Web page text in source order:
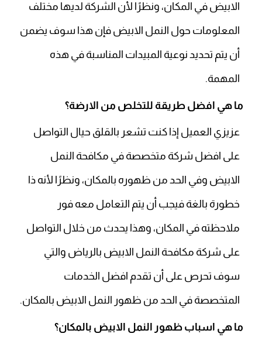
الابيض في المكان، ونظرًا لأن الشركة لديها مختلف
المعلومات حول النمل الابيض فإن هذا سوف يضمن
أن يتم تحديد نوعية المبيدات المناسبة في هذه
المهمة.
ما هي افضل طريقة للتخلص من الارضة؟
عزيزي العميل إذا كنت تشعر بالقلق حيال التواصل
على افضل شركة متخصصة في مكافحة النمل
الابيض وفي الحد من ظهوره بالمكان، ونظرًا لأنه ذا
خطورة بالغة فيجب أن يتم التعامل معه فور
ملاحظته في المكان، وهذا يحدث من خلال التواصل
على شركة مكافحة النمل الابيض بالرياض والتي
سوف تحرص على أن تقدم افضل الخدمات
المتخصصة في الحد من ظهور النمل الابيض بالمكان.
ما هي اسباب ظهور النمل الابيض بالمكان؟